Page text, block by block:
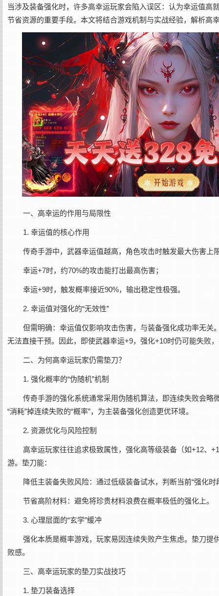
当涉及‌装备强化‌时，许多高幸运玩家会陷入误区：认为幸运值高
节省资源的重要手段。本文将结合游戏机制与实战经验，解析高
一、高幸运的作用与局限性‌
1. 幸运值的核心作用‌
传奇手游中，武器幸运值越高，角色攻击时触发‌最大伤害上
幸运+7时，约70%的攻击能打出最高伤害；
幸运+9时，触发概率接近90%，输出稳定性极强。
2. 幸运值对强化的“无效性”‌
但需明确：‌幸运值仅影响攻击伤害，与装备强化成功率无
无法直接干预。因此，即使武器幸运+9，强化+10时仍可能失败
二、为何高幸运玩家仍需垫刀？‌
1. 强化概率的“伪随机”机制‌
传奇手游的强化系统通常采用‌伪随机算法‌，即连续失败会
“消耗”掉连续失败的“概率”，为主装备强化创造更优环境。
2. 资源优化与风险控制‌
高幸运玩家往往追求极致属性，强化高等级装备（如+12、
游。垫刀能：
降低主装备失败风险‌：通过低级装备试水，判断当前“强化时
节省高阶材料‌：避免将珍贵材料浪费在概率极低的强化上。
3. 心理层面的“玄学”缓冲‌
强化本质是概率游戏，玩家易因连续失败产生焦虑。垫刀提
败感。
三、高幸运玩家的垫刀实战技巧‌
1. 垫刀装备选择‌